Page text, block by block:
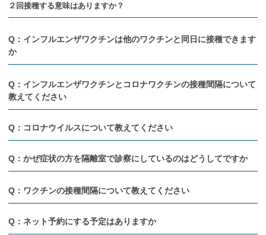
２回接種する意味はありますか？
Q：インフルエンザワクチンは他のワクチンと同日に接種できます
か
Q：インフルエンザワクチンとコロナワクチンの接種間隔について
教えてください
Q：コロナウイルスについて教えてください
Q：かぜ症状の方を隔離室で診察にしているのはどうしてですか
Q：ワクチンの接種間隔について教えてください
Q：ネット予約にする予定はありますか